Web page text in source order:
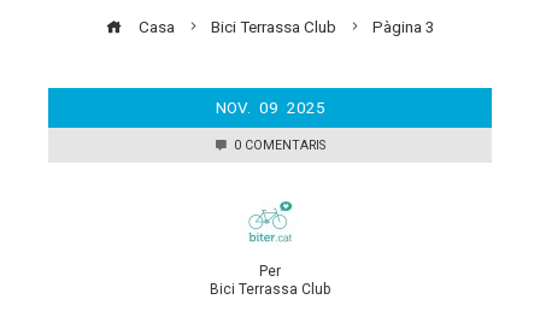
Casa Bici Terrassa Club Pàgina 3
NOV. 09 2025
0 COMENTARIS
Per
Bici Terrassa Club